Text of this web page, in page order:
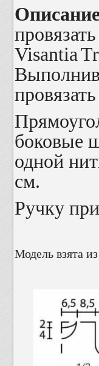
Visantia
боковые
одной
см.
Ручку
Модель взята